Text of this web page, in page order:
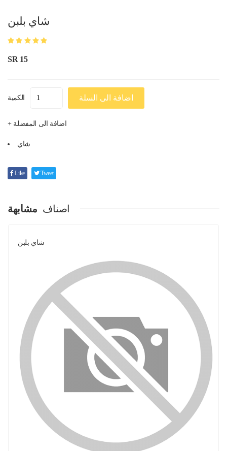
شاي بلبن
SR 15
الكمية اضافة الى السلة
+ اضافة الى المفضلة
شاي
Like Tweet
اصناف مشابهة
شاي بلبن